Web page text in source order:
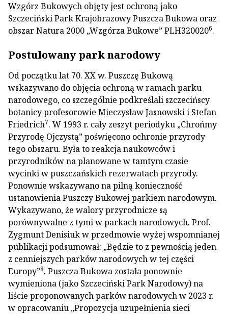
Wzgórz Bukowych objęty jest ochroną jako
Szczeciński Park Krajobrazowy Puszcza Bukowa oraz
obszar Natura 2000 „Wzgórza Bukowe” PLH3200206.
Postulowany park narodowy
Od początku lat 70. XX w. Puszczę Bukową
wskazywano do objęcia ochroną w ramach parku
narodowego, co szczególnie podkreślali szczecińscy
botanicy profesorowie Mieczysław Jasnowski i Stefan
Friedrich7. W 1993 r. cały zeszyt periodyku „Chrońmy
Przyrodę Ojczystą” poświęcono ochronie przyrody
tego obszaru. Była to reakcja naukowców i
przyrodników na planowane w tamtym czasie
wycinki w puszczańskich rezerwatach przyrody.
Ponownie wskazywano na pilną konieczność
ustanowienia Puszczy Bukowej parkiem narodowym.
Wykazywano, że walory przyrodnicze są
porównywalne z tymi w parkach narodowych. Prof.
Zygmunt Denisiuk w przedmowie wyżej wspomnianej
publikacji podsumował: „Będzie to z pewnością jeden
z cenniejszych parków narodowych w tej części
Europy”8. Puszcza Bukowa została ponownie
wymieniona (jako Szczeciński Park Narodowy) na
liście proponowanych parków narodowych w 2023 r.
w opracowaniu „Propozycja uzupełnienia sieci